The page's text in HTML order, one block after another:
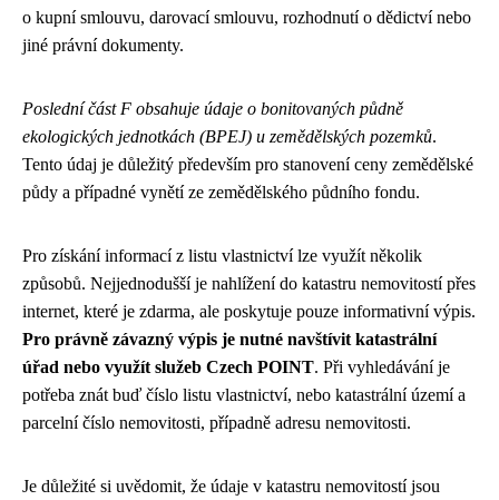
o kupní smlouvu, darovací smlouvu, rozhodnutí o dědictví nebo
jiné právní dokumenty.
Poslední část F obsahuje údaje o bonitovaných půdně
ekologických jednotkách (BPEJ) u zemědělských pozemků.
Tento údaj je důležitý především pro stanovení ceny zemědělské
půdy a případné vynětí ze zemědělského půdního fondu.
Pro získání informací z listu vlastnictví lze využít několik
způsobů. Nejjednodušší je nahlížení do katastru nemovitostí přes
internet, které je zdarma, ale poskytuje pouze informativní výpis.
Pro právně závazný výpis je nutné navštívit katastrální
úřad nebo využít služeb Czech POINT. Při vyhledávání je
potřeba znát buď číslo listu vlastnictví, nebo katastrální území a
parcelní číslo nemovitosti, případně adresu nemovitosti.
Je důležité si uvědomit, že údaje v katastru nemovitostí jsou